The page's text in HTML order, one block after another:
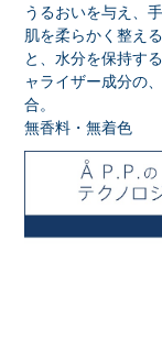
うるおいを与え、
肌を柔らかく整え
と、水分を保持す
ャライザー成分の
合。
無香料・無着色